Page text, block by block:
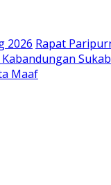
2026 Rapat
Maaf